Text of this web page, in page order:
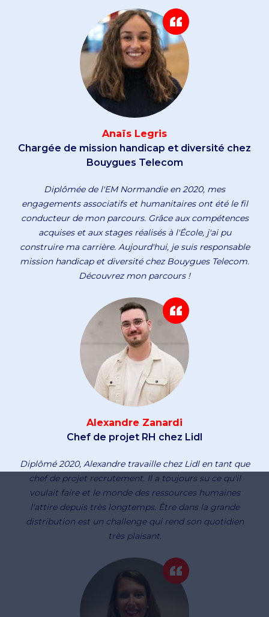
Anaïs Legris
Chargée de mission handicap et diversité chez
Bouygues Telecom
Diplômée de l'EM Normandie en 2020, mes
engagements associatifs et humanitaires ont été le fil
conducteur de mon parcours. Grâce aux compétences
acquises et aux stages réalisés à l'École, j'ai pu
construire ma carrière. Aujourd'hui, je suis responsable
mission handicap et diversité chez Bouygues Telecom.
Découvrez mon parcours !
Alexandre Zanardi
Chef de projet RH chez Lidl
Diplômé 2020, Alexandre travaille chez Lidl en tant que
chef de projet recrutement. Il a toujours su ce qu'il
voulait faire et le monde des ressources humaines
l'attire depuis très longtemps. Être dans la grande
distribution est un challenge qui rend son quotidien
très plaisant.